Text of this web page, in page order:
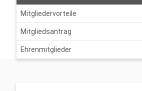
Mitgliedervorteile
Mitgliedsantrag
Ehrenmitglieder